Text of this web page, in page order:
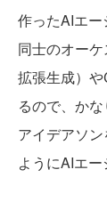
作ったAIエ
同士のオー
拡張生成）
るので、か
アイデアソ
ようにAIエー